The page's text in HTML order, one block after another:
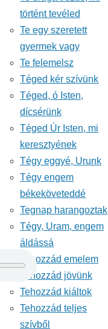
történt tevéled
Te egy szeretett
gyermek vagy
Te felemelsz
Téged kér szívünk
Téged, ó Isten,
dícsérünk
Téged Úr Isten, mi
keresztyének
Tégy eggyé, Urunk
Tégy engem
békeköveteddé
Tegnap harangoztak
Tégy, Uram, engem
áldássá
Tehozzád emelem
Tehozzád jövünk
Tehozzád kiáltok
Tehozzád teljes
szívből